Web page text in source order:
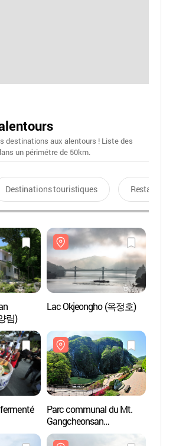
destinations aux alentours ! Liste des
un périmétre de 50km.
Destinations touristiques Restaurants
림)
Lac Okjeongho (옥정호)
Parc communal du Mt.
Gangcheonsan
(강천산군립공원)